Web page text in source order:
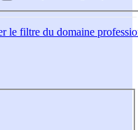
le filtre du domaine